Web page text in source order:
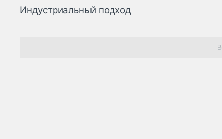
Индустриальный подход